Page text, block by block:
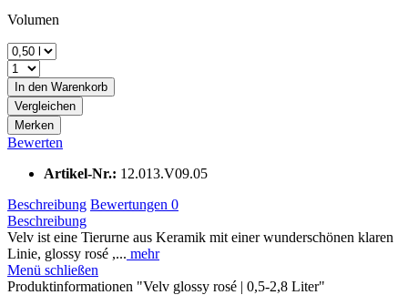
Volumen
In den Warenkorb
Vergleichen
Merken
Bewerten
Artikel-Nr.: 12.013.V09.05
Beschreibung Bewertungen 0
Beschreibung
Velv ist eine Tierurne aus Keramik mit einer wunderschönen klaren
Linie, glossy rosé ,... mehr
Menü schließen
Produktinformationen "Velv glossy rosé | 0,5-2,8 Liter"